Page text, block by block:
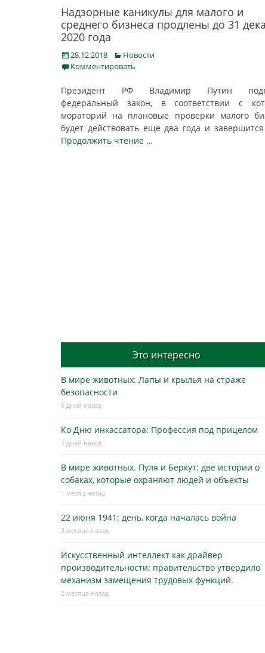
Надзорные каникулы для малого и
среднего бизнеса продлены до 31
2020 года
Posted
on
28.12.2018 Categories
Новости
Комментировать
Президент РФ Владимир Путин
федеральный закон, в соответствии с
мораторий на плановые проверки малого
будет действовать еще два года и завершится
Продолжить чтение …
Это интересно
В мире животных: Лапы и крылья на страже
безопасности
6 дней назад
Ко Дню инкассатора: Профессия под прицелом
7 дней назад
В мире животных. Пуля и Беркут: две истории о
собаках, которые охраняют людей и объекты
1 месяц назад
22 июня 1941: день, когда началась война
2 месяца назад
Искусственный интеллект как драйвер
производительности: правительство утвердило
механизм замещения трудовых функций.
2 месяца назад